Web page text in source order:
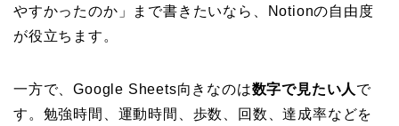
やすかったのか」まで書きたいなら、Notionの自由度
が役立ちます。
一方で、Google Sheets向きなのは数字で見たい人 で
す。勉強時間、運動時間、歩数、回数、達成率などを